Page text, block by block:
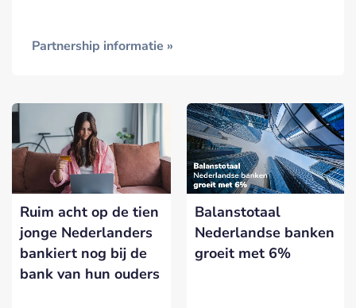
Partnership informatie »
Ruim acht op de tien
jonge Nederlanders
bankiert nog bij de
bank van hun ouders
Balanstotaal
Nederlandse banken
groeit met 6%